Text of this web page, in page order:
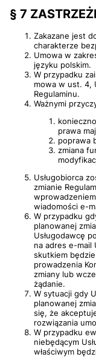
§ 7
Zakazane jest
charakterze
Umowa w
języku polskim.
W przypadku
mowa w ust. 4,
Regulaminu.
Ważnymi
prawa
poprawa
zmiana
Usługobiorca
zmianie
wiadomości e-
W przypadku
planowanej
Usługodawcę
na adres e-mail
skutkiem
prowadzenia
zmiany lub
żądanie.
W sytuacji gdy
planowanej
się, że
rozwiązania
W przypadku
niebędącym
właściwym